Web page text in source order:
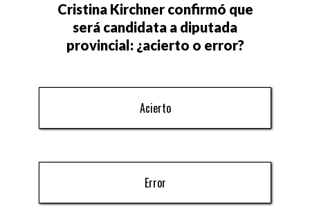
Cristina Kirchner confirmó que
será candidata a diputada
provincial: ¿acierto o error?
Acierto
Error